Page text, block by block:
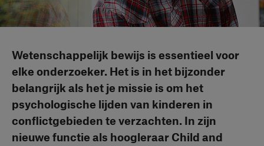
Wetenschappelijk bewijs is essentieel voor
elke onderzoeker. Het is in het bijzonder
belangrijk als het je missie is om het
psychologische lijden van kinderen in
conflictgebieden te verzachten. In zijn
nieuwe functie als hoogleraar Child and